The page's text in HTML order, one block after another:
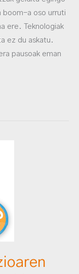
boom-a oso urruti
ere. Teknologiak
ez du askatu.
pausoak eman